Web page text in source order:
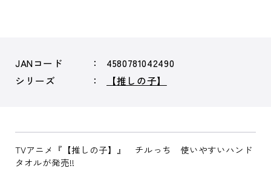
JANコード
4580781042490
シリーズ
【推しの子】
TVアニメ『【推しの子】』 チルっち 使いやすいハンド
タオルが発売!!